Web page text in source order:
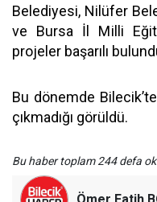
Belediyesi, Nilüfer
ve Bursa İl Milli
projeler başarılı
Bu dönemde
çıkmadığı görüldü.
Bu haber toplam 244 defa